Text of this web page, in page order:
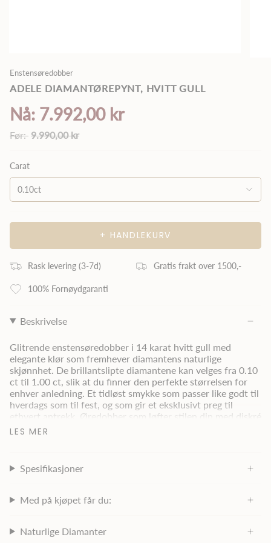
Enstensøredobber
ADELE DIAMANTØREPYNT, HVITT GULL
7.992,00 kr
Vanlig
pris
9.990,00 kr
Carat
0.10ct
+ HANDLEKURV
Rask levering (3-7d) Gratis frakt over 1500,-
100% Fornøydgaranti
Beskrivelse
Glitrende enstensøredobber i 14 karat hvitt gull med
elegante klør som fremhever diamantens naturlige
skjønnhet. De brillantslipte diamantene kan velges fra 0.10
ct til 1.00 ct, slik at du finner den perfekte størrelsen for
enhver anledning. Et tidløst smykke som passer like godt til
hverdags som til fest, og som gir et eksklusivt preg til
ethvert antrekk. Øredobber som løfter stilen din med diskré
luksus og tidløs eleganse.
Carat:
0.1ct - 1.00ct
Carat: 0.05ct - 0.50ct
LES MER
Spesifikasjoner
Med på kjøpet får du:
Naturlige Diamanter